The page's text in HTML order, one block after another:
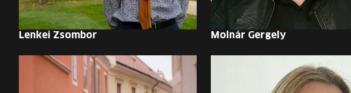
Lenkei Zsombor Molnár Gergely